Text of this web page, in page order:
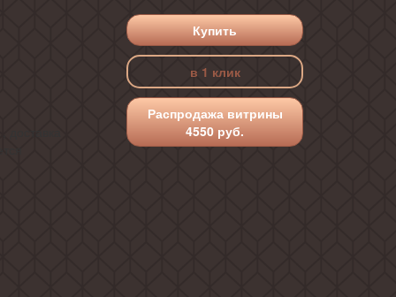
Купить
в 1 клик
Распродажа витрины
4550 руб.